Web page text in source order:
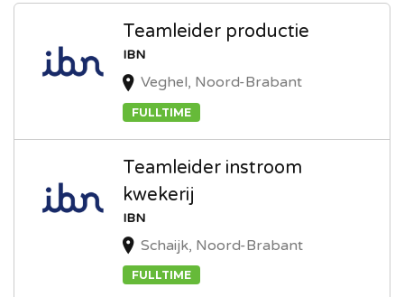
Teamleider productie
IBN
Veghel, Noord-Brabant
FULLTIME
Teamleider instroom
kwekerij
IBN
Schaijk, Noord-Brabant
FULLTIME